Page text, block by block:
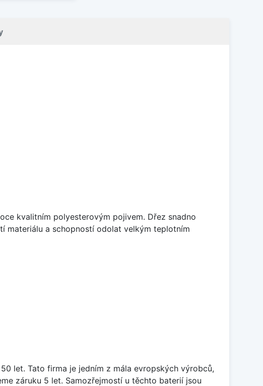
kvalitním polyesterovým pojivem. Dřez snadno
materiálu a schopností odolat velkým teplotním
let. Tato firma je jedním z mála evropských výrobců,
záruku 5 let. Samozřejmostí u těchto baterií jsou